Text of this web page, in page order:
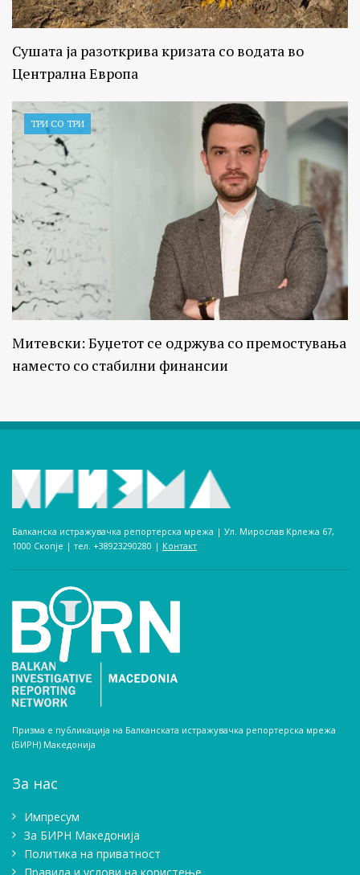
Сушата ја разоткрива кризата со водата во
Централна Европа
ТРИ СО ТРИ
Митевски: Буџетот се одржува со премостувања
наместо со стабилни финансии
Балканска истражувачка репортерска мрежа | Ул. Мирослав Крлежа 67,
1000 Скопје | тел. +38923290280­ | Контакт
Призма е публикација на Балканската истражувачка репортерска мрежа
(БИРН) Македонија
За нас
Импресум
Зa БИРН Македонија
Политика на приватност